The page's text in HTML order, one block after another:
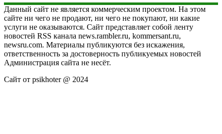
Данный сайт не является коммерческим проектом. На этом
сайте ни чего не продают, ни чего не покупают, ни какие
услуги не оказываются. Сайт представляет собой ленту
новостей RSS канала news.rambler.ru, kommersant.ru,
newsru.com. Материалы публикуются без искажения,
ответственность за достоверность публикуемых новостей
Администрация сайта не несёт.
Сайт от psikhoter @ 2024